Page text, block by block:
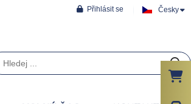
Česky
Přihlásit se